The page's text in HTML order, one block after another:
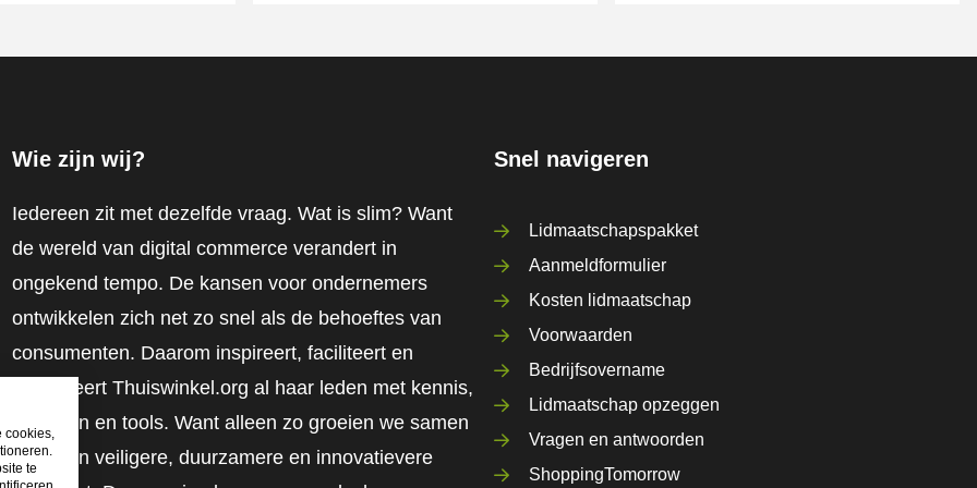
Wie zijn wij?
Iedereen zit met dezelfde vraag. Wat is slim? Want
de wereld van digital commerce verandert in
ongekend tempo. De kansen voor ondernemers
ontwikkelen zich net zo snel als de behoeftes van
consumenten. Daarom inspireert, faciliteert en
mobiliseert Thuiswinkel.org al haar leden met kennis,
inzichten en tools. Want alleen zo groeien we samen
naar een veiligere, duurzamere en innovatievere
Snel navigeren
Lidmaatschapspakket
Aanmeldformulier
Kosten lidmaatschap
Voorwaarden
Bedrijfsovername
Lidmaatschap opzeggen
Vragen en antwoorden
ShoppingTomorrow
cookies,
te